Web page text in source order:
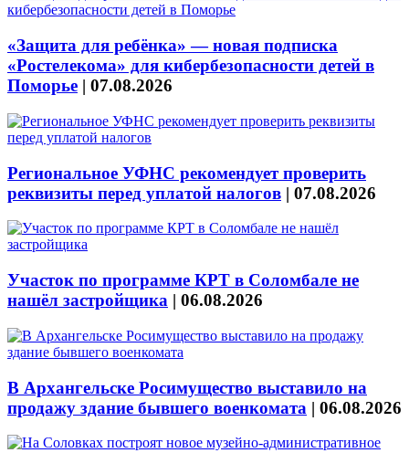
«Защита для ребёнка» — новая подписка
«Ростелекома» для кибербезопасности детей в
Поморье | 07.08.2026
Региональное УФНС рекомендует проверить
реквизиты перед уплатой налогов | 07.08.2026
Участок по программе КРТ в Соломбале не
нашёл застройщика | 06.08.2026
В Архангельске Росимущество выставило на
продажу здание бывшего военкомата | 06.08.2026